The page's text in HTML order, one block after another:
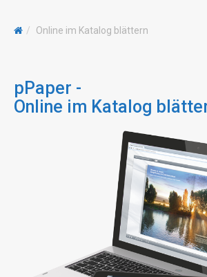
Online im Katalog blättern
pPaper -
Online im Katalog